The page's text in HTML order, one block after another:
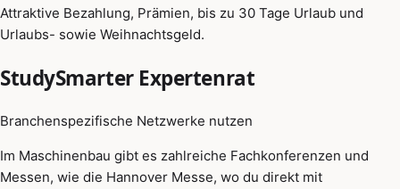
Attraktive Bezahlung, Prämien, bis zu 30 Tage Urlaub und
Urlaubs- sowie Weihnachtsgeld.
StudySmarter Expertenrat
Branchenspezifische Netzwerke nutzen
Im Maschinenbau gibt es zahlreiche Fachkonferenzen und
Messen, wie die Hannover Messe, wo du direkt mit